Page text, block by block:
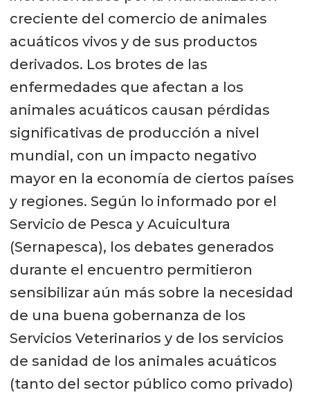
creciente del comercio de animales
acuáticos vivos y de sus productos
derivados. Los brotes de las
enfermedades que afectan a los
animales acuáticos causan pérdidas
significativas de producción a nivel
mundial, con un impacto negativo
mayor en la economía de ciertos países
y regiones. Según lo informado por el
Servicio de Pesca y Acuicultura
(Sernapesca), los debates generados
durante el encuentro permitieron
sensibilizar aún más sobre la necesidad
de una buena gobernanza de los
Servicios Veterinarios y de los servicios
de sanidad de los animales acuáticos
(tanto del sector público como privado)